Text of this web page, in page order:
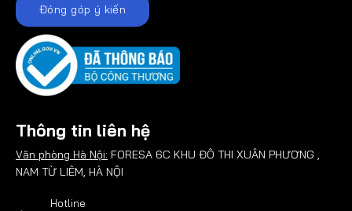
Đóng góp ý kiến
Thông tin liên hệ
Văn phòng Hà Nội: FORESA 6C KHU ĐÔ THI XUÂN PHƯƠNG ,
NAM TỪ LIÊM, HÀ NỘI
Hotline